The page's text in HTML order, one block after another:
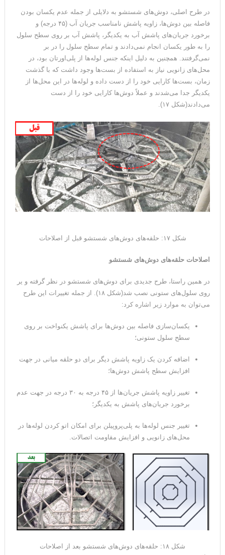
در طرح اصلی، دوش‌های شستشو به دلایلی از جمله عدم یکسان بودن
فاصله بین دوش‌ها، زاویه پاشش نامناسب جریان آب (۴۵ درجه) و
برخورد جریان‌های پاشش آب به یکدیگر، پاشش آب بر روی سطح سلول
را به طور یکسان انجام نمی‌دادند و تمام سطح سلول را در بر
نمی‌گرفتند. همچنین به دلیل اینکه جنس لوله‌ها از پلی‌اورتان بود، در
محل‌های زانویی نیاز به استفاده از بست‌ها وجود داشت که با گذشت
زمان، بست‌ها کارایی خود را از دست داده و لوله‌ها در این محل‌ها از
یکدیگر جدا می‌شدند و عملاً دوش‌ها کارایی خود را از دست
می‌دادند(شکل ۱۷).
شکل ۱۷: حلقه‌های دوش‌های شستشو قبل از اصلاحات
اصلاحات حلقه‌های دوش‌های شستشو
در همین راستا، طرح جدیدی برای دوش‌های شستشو در نظر گرفته و یر
روی سلول‌های ستونی نصب شد(شکل ۱۸). از جمله تغییرات این طرح
می‌توان به موارد زیر اشاره کرد:
یکسان‌سازی فاصله بین دوش‌ها برای پاشش یکنواخت بر روی
سطح سلول ستونی؛
اضافه کردن یک زاویه پاشش دیگر برای دو حلقه میانی در جهت
افزایش سطح پاشش دوش‌ها؛
تغییر زاویه پاشش جریان‌ها از ۴۵ درجه به ۳۰ درجه در جهت عدم
برخورد جریان‌های پاشش به یکدیگر؛
تغییر جنس لوله‌ها به پلی‌پروپیلن برای امکان اتو کردن لوله‌ها در
محل‌های زانویی و افزایش مقاومت اتصالات
شکل ۱۸:
حلقه‌های دوش‌های شستشو بعد از اصلاحات